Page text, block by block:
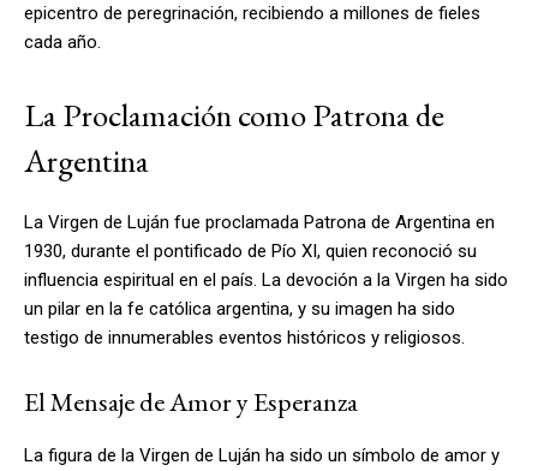
epicentro de peregrinación, recibiendo a millones de fieles
cada año.
La Proclamación como Patrona de
Argentina
La Virgen de Luján fue proclamada Patrona de Argentina en
1930, durante el pontificado de Pío XI, quien reconoció su
influencia espiritual en el país. La devoción a la Virgen ha sido
un pilar en la fe católica argentina, y su imagen ha sido
testigo de innumerables eventos históricos y religiosos.
El Mensaje de Amor y Esperanza
La figura de la Virgen de Luján ha sido un símbolo de amor y